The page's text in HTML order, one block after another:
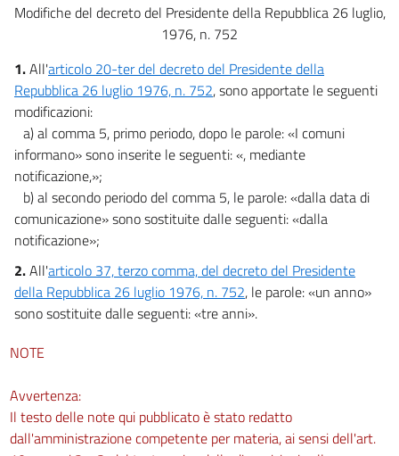
Modifiche del decreto del Presidente della Repubblica 26 luglio,
1976, n. 752
1.All'articolo 20-ter del decreto del Presidente della
Repubblica 26 luglio 1976, n. 752, sono apportate le seguenti
modificazioni:
a) al comma 5, primo periodo, dopo le parole: «I comuni
informano» sono inserite le seguenti: «, mediante
notificazione,»;
b) al secondo periodo del comma 5, le parole: «dalla data di
comunicazione» sono sostituite dalle seguenti: «dalla
notificazione»;
2.All'articolo 37, terzo comma, del decreto del Presidente
della Repubblica 26 luglio 1976, n. 752, le parole: «un anno»
sono sostituite dalle seguenti: «tre anni».
NOTE
Avvertenza:
Il testo delle note qui pubblicato è stato redatto
dall'amministrazione competente per materia, ai sensi dell'art.